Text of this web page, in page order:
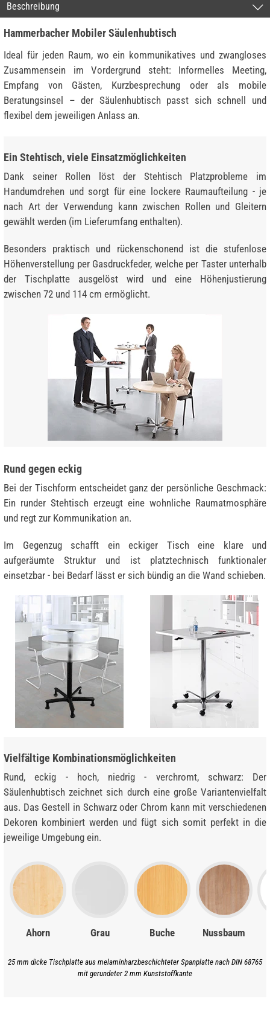
Beschreibung
Hammerbacher Mobiler Säulenhubtisch
Ideal für jeden Raum, wo ein kommunikatives und zwangloses
Zusammensein im Vordergrund steht: Informelles Meeting,
Empfang von Gästen, Kurzbesprechung oder als mobile
Beratungsinsel – der Säulenhubtisch passt sich schnell und
flexibel dem jeweiligen Anlass an.
Ein Stehtisch, viele Einsatzmöglichkeiten
Dank seiner Rollen löst der Stehtisch Platzprobleme im
Handumdrehen und sorgt für eine lockere Raumaufteilung - je
nach Art der Verwendung kann zwischen Rollen und Gleitern
gewählt werden (im Lieferumfang enthalten).
Besonders praktisch und rückenschonend ist die stufenlose
Höhenverstellung per Gasdruckfeder, welche per Taster unterhalb
der Tischplatte ausgelöst wird und eine Höhenjustierung
zwischen 72 und 114 cm ermöglicht.
Rund gegen eckig
Bei der Tischform entscheidet ganz der persönliche Geschmack:
Ein runder Stehtisch erzeugt eine wohnliche Raumatmosphäre
und regt zur Kommunikation an.
Im Gegenzug schafft ein eckiger Tisch eine klare und
aufgeräumte Struktur und ist platztechnisch funktionaler
einsetzbar - bei Bedarf lässt er sich bündig an die Wand schieben.
Vielfältige Kombinationsmöglichkeiten
Rund, eckig - hoch, niedrig - verchromt, schwarz: Der
Säulenhubtisch zeichnet sich durch eine große Variantenvielfalt
aus. Das Gestell in Schwarz oder Chrom kann mit verschiedenen
Dekoren kombiniert werden und fügt sich somit perfekt in die
jeweilige Umgebung ein.
Ahorn Grau Buche Nussbaum
25 mm dicke Tischplatte aus melaminharzbeschichteter Spanplatte nach DIN 68765
mit gerundeter 2 mm Kunststoffkante